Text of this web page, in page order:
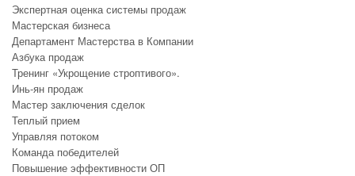
Экспертная оценка системы продаж
Мастерская бизнеса
Департамент Мастерства в Компании
Азбука продаж
Тренинг «Укрощение строптивого».
Инь-ян продаж
Мастер заключения сделок
Теплый прием
Управляя потоком
Команда победителей
Повышение эффективности ОП